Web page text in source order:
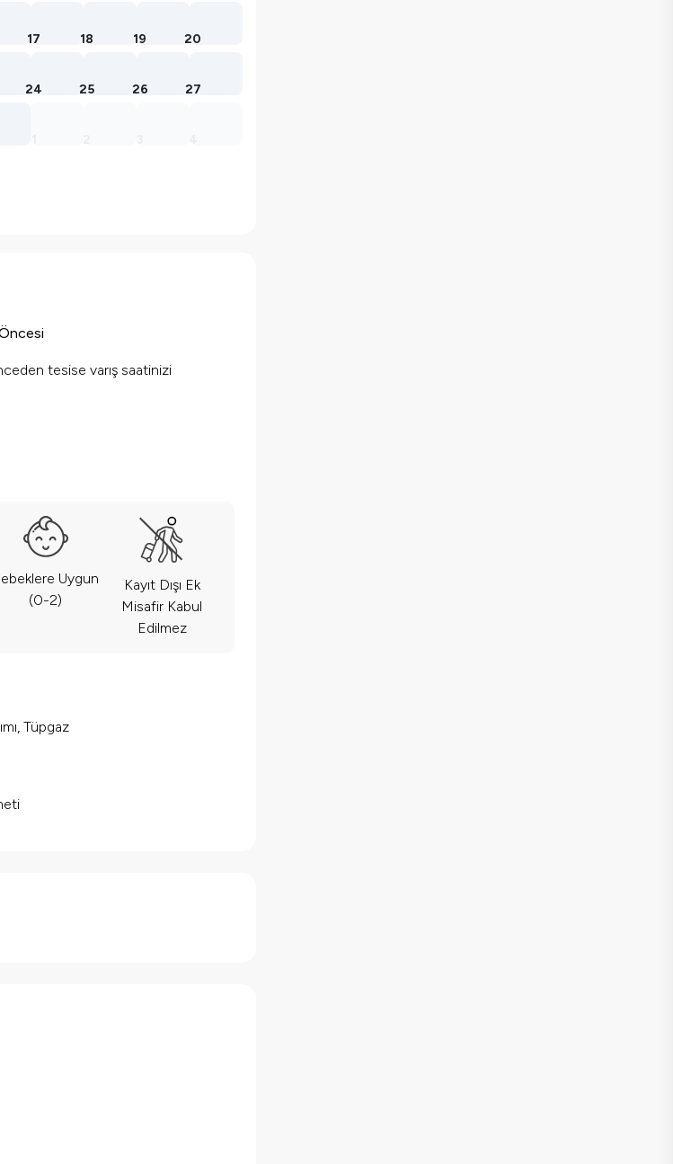
17 18 19 20
24 25 26 27
tesise varış saatinizi
Uygun
(0-2)
Kayıt Dışı Ek
Misafir Kabul
Edilmez
Tüpgaz